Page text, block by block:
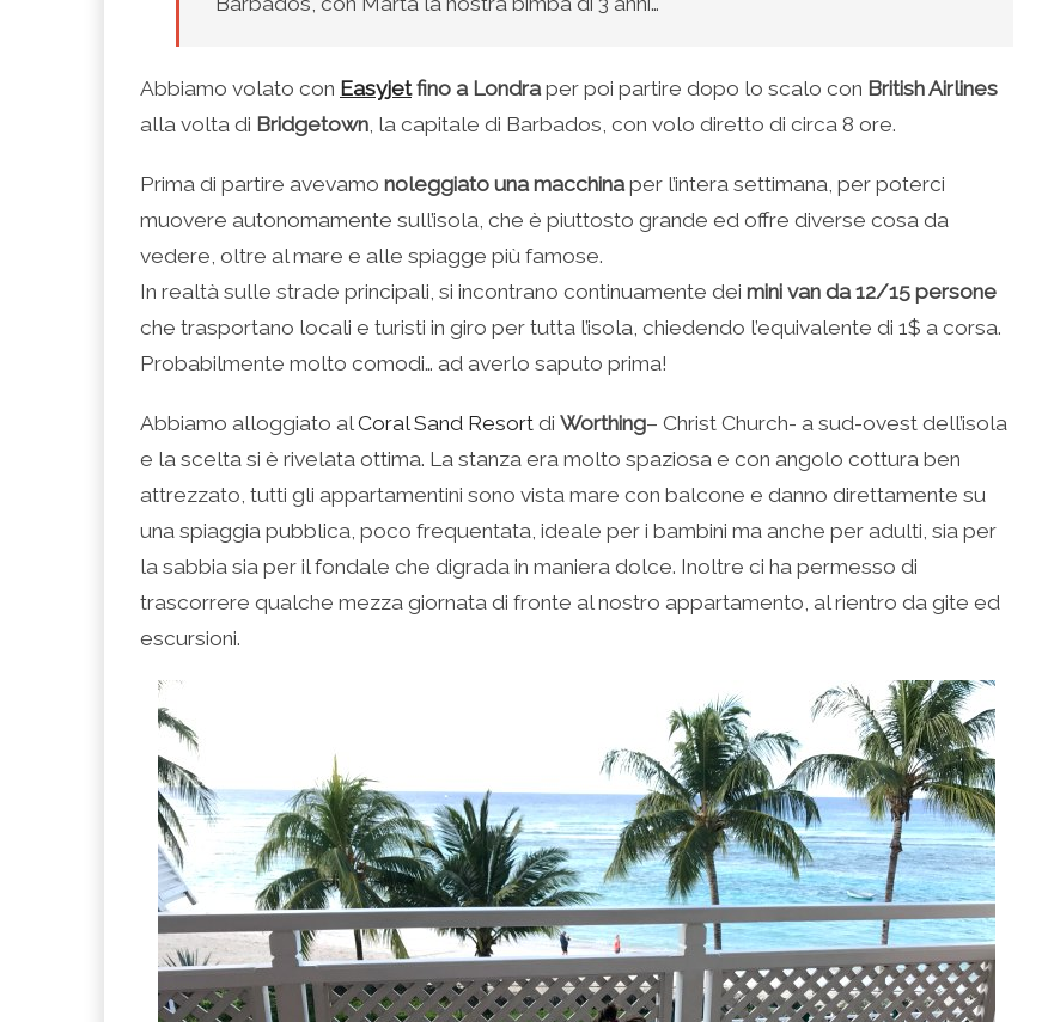
Abbiamo volato con Easyjet fino a Londraper poi partire dopo lo scalo con British Airlines
alla volta di Bridgetown , la capitale di Barbados, con volo diretto di circa 8 ore.
Prima di partire avevamo noleggiato una macchinaper l’intera settimana, per poterci
muovere autonomamente sull’isola, che è piuttosto grande ed offre diverse cosa da
vedere, oltre al mare e alle spiagge più famose.
In realtà sulle strade principali, si incontrano continuamente dei mini van da 12/15 persone
che trasportano locali e turisti in giro per tutta l’isola, chiedendo l’equivalente di 1$ a corsa.
Probabilmente molto comodi… ad averlo saputo prima!
Abbiamo alloggiato al Coral Sand Resort di Worthing– Christ Church- a sud-ovest dell’isola
e la scelta si è rivelata ottima. La stanza era molto spaziosa e con angolo cottura ben
attrezzato, tutti gli appartamentini sono vista mare con balcone e danno direttamente su
una spiaggia pubblica, poco frequentata, ideale per i bambini ma anche per adulti, sia per
la sabbia sia per il fondale che digrada in maniera dolce. Inoltre ci ha permesso di
trascorrere qualche mezza giornata di fronte al nostro appartamento, al rientro da gite ed
escursioni.